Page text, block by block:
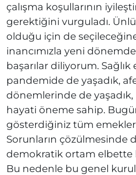
çalışma koşullarının
gerektiğini vurguladı.
olduğu için de
inancımızla yeni
başarılar diliyorum. Sağlık
pandemide de yaşadık,
dönemlerinde de
hayati öneme sahip.
gösterdiğiniz tüm emekler
Sorunların çözülmesinde
demokratik ortam elbette
Bu nedenle bu genel